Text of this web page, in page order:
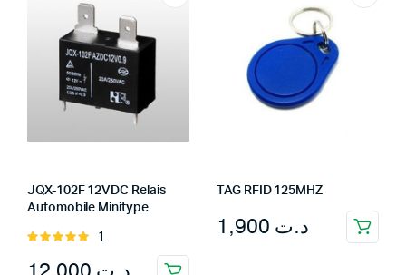
JQX-102F 12VDC Relais
Automobile Minitype
Rated
1
TAG RFID 125MHZ
د.ت